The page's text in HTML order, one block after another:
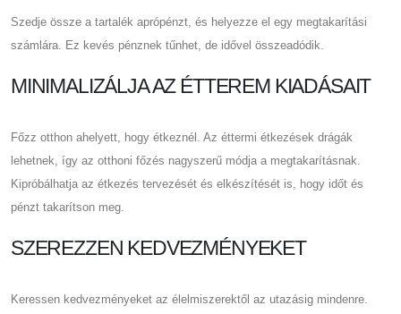
Szedje össze a tartalék aprópénzt, és helyezze el egy megtakarítási
számlára. Ez kevés pénznek tűnhet, de idővel összeadódik.
MINIMALIZÁLJA AZ ÉTTEREM KIADÁSAIT
Főzz otthon ahelyett, hogy étkeznél. Az éttermi étkezések drágák
lehetnek, így az otthoni főzés nagyszerű módja a megtakarításnak.
Kipróbálhatja az étkezés tervezését és elkészítését is, hogy időt és
pénzt takarítson meg.
SZEREZZEN KEDVEZMÉNYEKET
Keressen kedvezményeket az élelmiszerektől az utazásig mindenre.